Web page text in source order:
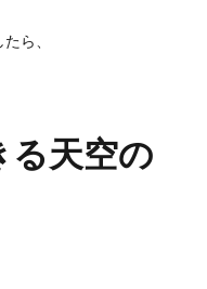
ら、
る天空の